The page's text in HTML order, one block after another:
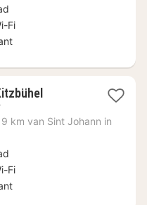
281,82
Fi
1
vanaf
9 km van Sint Johann in
Fi